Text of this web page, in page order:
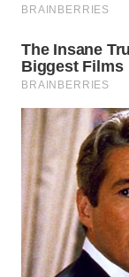
KEPULAUAN
WN
TANGERANG
WN
BINJAI
WN
CIREBON
WN